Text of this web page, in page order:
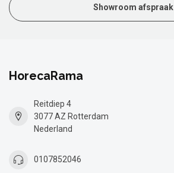
Showroom afspraak
HorecaRama
Reitdiep 4
3077 AZ Rotterdam
Nederland
0107852046